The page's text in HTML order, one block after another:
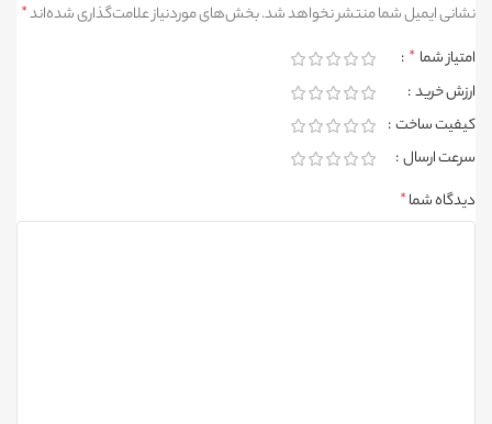
نشانی ایمیل شما منتشر نخواهد شد.بخش‌های موردنیاز علامت‌گذاری شده‌اند*
امتیاز شما *
ارزش خرید
کیفیت ساخت
سرعت ارسال
دیدگاه شما*